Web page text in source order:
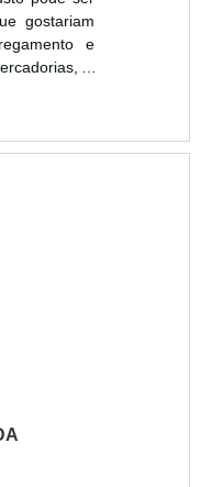
gostariam
e
é
guardar
e colunas
é